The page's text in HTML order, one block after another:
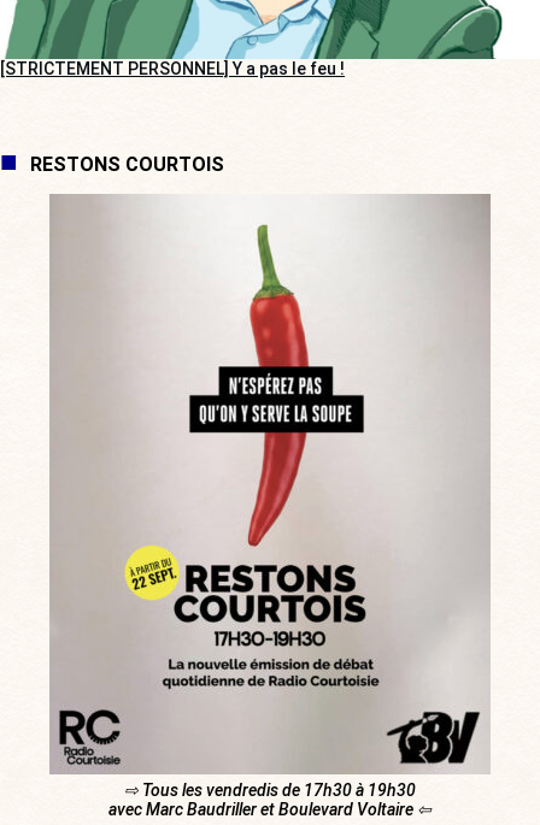
[STRICTEMENT PERSONNEL] Y a pas le feu !
RESTONS COURTOIS
⇨ Tous les vendredis de 17h30 à 19h30
avec Marc Baudriller et Boulevard Voltaire ⇦